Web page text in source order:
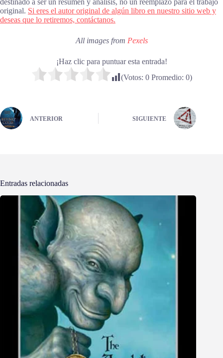
destinado a ser un resumen y análisis, no un reemplazo para el trabajo
original. Si eres el autor original de algún libro en nuestro sitio web y
deseas que lo retiremos, contáctanos.
All images from Pexels
¡Haz clic para puntuar esta entrada!
(Votos: 0Promedio: 0)
ANTERIOR SIGUIENTE
Entradas relacionadas